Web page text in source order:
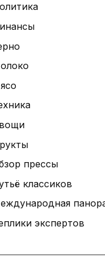
прессы
классиков
экспертов